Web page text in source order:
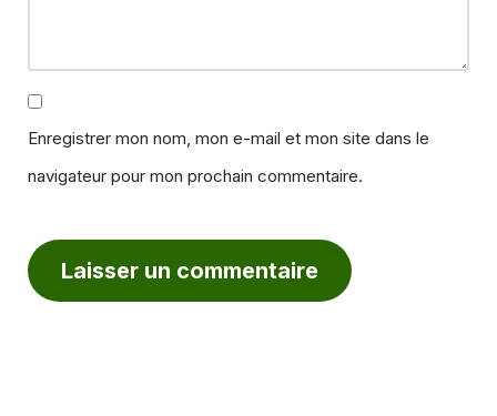
Enregistrer mon nom, mon e-mail et mon site dans le
navigateur pour mon prochain commentaire.